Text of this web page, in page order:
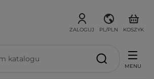
ZALOGUJ PL/PLN KOSZYK
MENU